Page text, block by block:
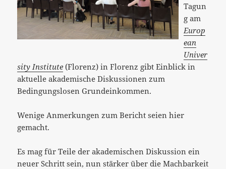
Tagun
g am
Europ
ean
Univer
sity Institute (Florenz) in Florenz gibt Einblick in
aktuelle akademische Diskussionen zum
Bedingungslosen Grundeinkommen.
Wenige Anmerkungen zum Bericht seien hier
gemacht.
Es mag für Teile der akademischen Diskussion ein
neuer Schritt sein, nun stärker über die Machbarkeit